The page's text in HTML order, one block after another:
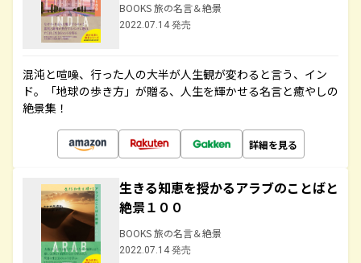
BOOKS 旅の名言＆絶景
2022.07.14 発売
混沌と喧噪、行った人の大半が人生観が変わると言う、イン
ド。「地球の歩き方」が贈る、人生を輝かせる名言と癒やしの
絶景集！
詳細を見る
生きる知恵を授かるアラブのことばと
絶景１００
BOOKS 旅の名言＆絶景
2022.07.14 発売